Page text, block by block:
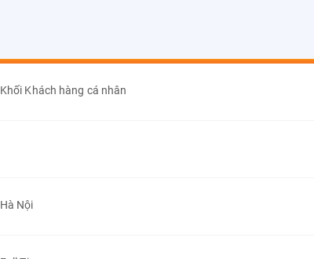
Khối Khách hàng cá nhân
Hà Nội